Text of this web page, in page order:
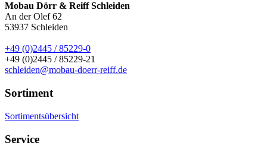
Mobau Dörr & Reiff Schleiden
An der Olef 62
53937 Schleiden
+49 (0)2445 / 85229-0
+49 (0)2445 / 85229-21
schleiden@mobau-doerr-reiff.de
Sortiment
Sortimentsübersicht
Service